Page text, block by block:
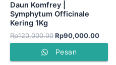
Daun Komfrey |
Symphytum Officinale
Kering 1Kg
Rp120,000.00Rp90,000.00
Pesan